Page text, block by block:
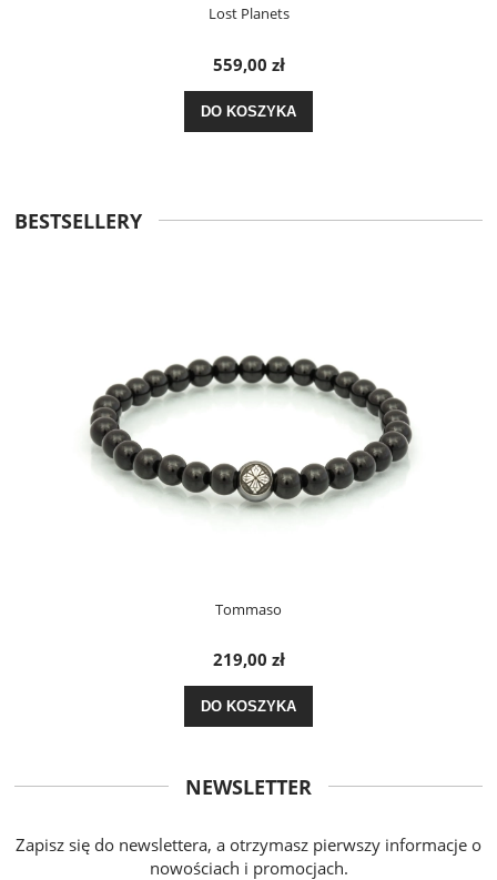
Lost Planets
559,00 zł
DO KOSZYKA
BESTSELLERY
Tommaso
219,00 zł
DO KOSZYKA
NEWSLETTER
Zapisz się do newslettera, a otrzymasz pierwszy informacje o
nowościach i promocjach.